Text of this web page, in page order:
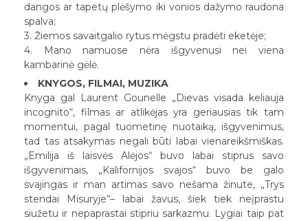
dangos ar tapetų plėšymo iki vonios dažymo raudona
spalva;
3. Žiemos savaitgalio rytus mėgstu pradėti eketėje;
4. Mano namuose nėra išgyvenusi nei viena
kambarinė gėlė.
KNYGOS, FILMAI, MUZIKA
Knyga gal Laurent Gounelle „Dievas visada keliauja
incognito“, filmas ar atlikėjas yra geriausias tik tam
momentui, pagal tuometinę nuotaiką, išgyvenimus,
tad tas atsakymas negali būti labai vienareikšmiškas.
„Emilija iš laisvės Alėjos“ buvo labai stiprus savo
išgyvenimais, „Kalifornijos svajos“ buvo be galo
svajingas ir man artimas savo nešama žinute, „Trys
stendai Misuryje“– labai žavus, šiek tiek neįprastu
siužetu ir nepaprastai stipriu sarkazmu. Lygiai taip pat